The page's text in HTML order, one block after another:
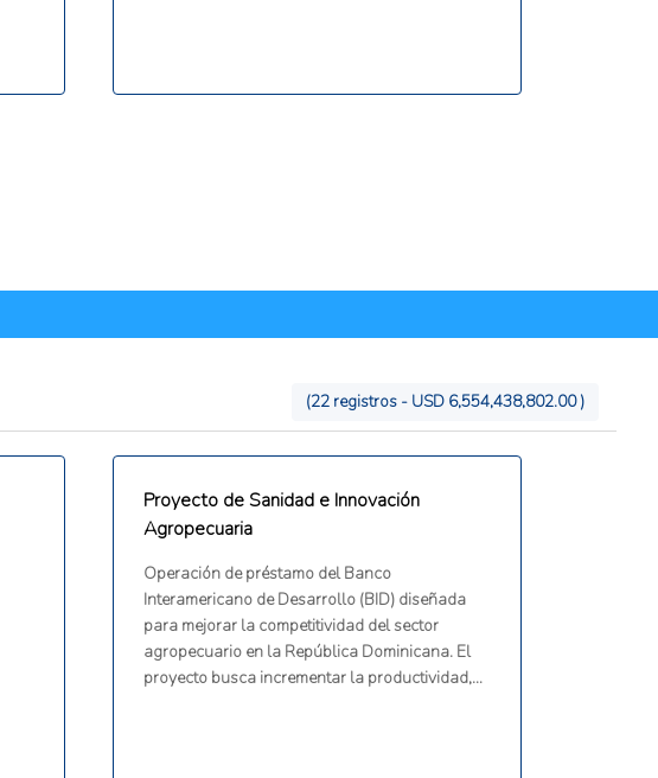
(22 registros - USD 6,554,438,802.00 )
Proyecto de Sanidad e Innovación
Agropecuaria
Operación de préstamo del Banco
Interamericano de Desarrollo (BID) diseñada
para mejorar la competitividad del sector
agropecuario en la República Dominicana. El
proyecto busca incrementar la productividad,